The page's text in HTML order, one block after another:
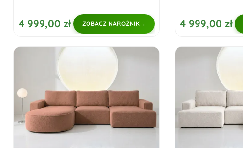
4 999,00 zł ZOBACZ NAROŻNIK 4 999,00 zł